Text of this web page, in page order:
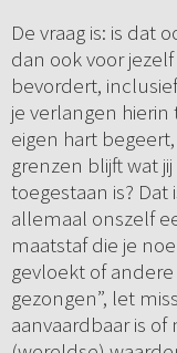
De vraag is: is dat
dan ook voor
bevordert,
je verlangen hierin
eigen hart
grenzen blijft wat
toegestaan is? Dat
allemaal onszelf
maatstaf die je
gevloekt of
gezongen”, let
aanvaardbaar is of